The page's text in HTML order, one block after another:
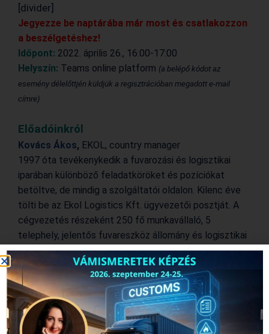
[divider]
Jegyezze be naptárába már most és csatlakozzon
a beszélgetéshez!
Időpont: 2022. április 26., 16:00-17:00
Helyszín: Teams online platform (a belépő kódot az
esemény délelőttjén küldjük a regisztrációban megadott e-mail
címre)
Előadóinkról
Kovács Ákos, EKOL, country manager
1997 óta tevékenykedik a fuvarozási és logisztikai
iparában különböző feladatköröket és pozíciókat
betöltve, de mindig a szolgáltatói oldalon. Kilenc éve
tölti be az Ekol Logistics Kft. ügyvezetői posztját. A
cégvezetés részeként 250 fő munkavállaló, 5
telephely, jelentős fuvareszköz állomány és logisztikai
területek menedzselése tartozik a fő feladatai közé.
Kálóczi Péter , logisztikai igazgatóhelyettes, Richter
Gedeon Nyrt.
Végzettségét tekintve vegyészmérnök, mérnök-
közgazdász. Pályakezdőként 1995-ben helyezkedett